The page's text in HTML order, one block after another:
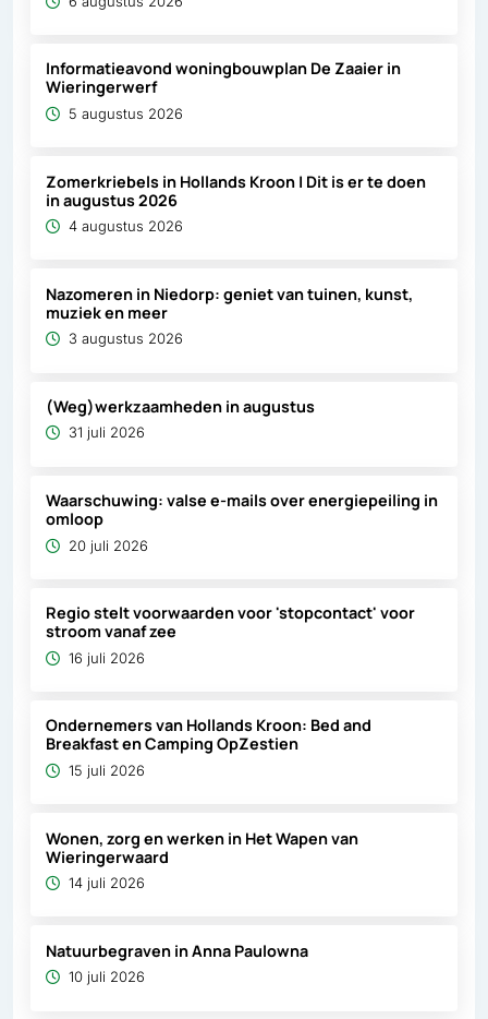
Informatieavond woningbouwplan De Zaaier in
Wieringerwerf
5 augustus 2026
Zomerkriebels in Hollands Kroon | Dit is er te doen
in augustus 2026
4 augustus 2026
Nazomeren in Niedorp: geniet van tuinen, kunst,
muziek en meer
3 augustus 2026
(Weg)werkzaamheden in augustus
31 juli 2026
Waarschuwing: valse e-mails over energiepeiling in
omloop
20 juli 2026
Regio stelt voorwaarden voor 'stopcontact' voor
stroom vanaf zee
16 juli 2026
Ondernemers van Hollands Kroon: Bed and
Breakfast en Camping OpZestien
15 juli 2026
Wonen, zorg en werken in Het Wapen van
Wieringerwaard
14 juli 2026
Natuurbegraven in Anna Paulowna
10 juli 2026